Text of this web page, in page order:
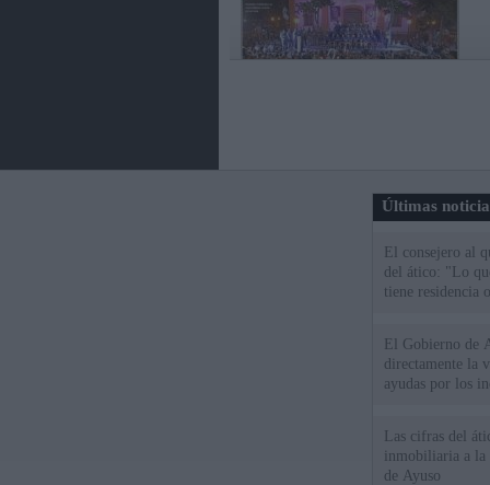
Últimas
El consejero al
del ático: "Lo
tiene residencia
El Gobierno de
directamente la
ayudas por los
Las cifras del
inmobiliaria a la
de Ayuso